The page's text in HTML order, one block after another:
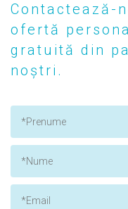
Contactează-
ofertă
gratuită din
noștri.